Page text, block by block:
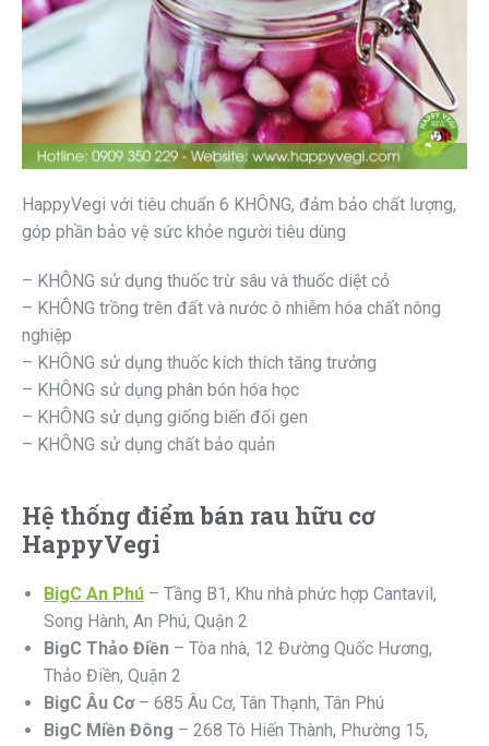
HappyVegi với tiêu chuẩn 6 KHÔNG, đảm bảo chất lượng,
góp phần bảo vệ sức khỏe người tiêu dùng
– KHÔNG sử dụng thuốc trừ sâu và thuốc diệt cỏ
– KHÔNG trồng trên đất và nước ô nhiễm hóa chất nông
nghiệp
– KHÔNG sử dụng thuốc kích thích tăng trưởng
– KHÔNG sử dụng phân bón hóa học
– KHÔNG sử dụng giống biến đổi gen
– KHÔNG sử dụng chất bảo quản
Hệ thống điểm bán rau hữu cơ
HappyVegi
BigC An Phú – Tầng B1, Khu nhà phức hợp Cantavil,
Song Hành, An Phú, Quận 2
BigC Thảo Điền – Tòa nhà, 12 Đường Quốc Hương,
Thảo Điền, Quận 2
BigC Âu Cơ– 685 Âu Cơ, Tân Thạnh, Tân Phú
BigC Miền Đông – 268 Tô Hiến Thành, Phường 15,